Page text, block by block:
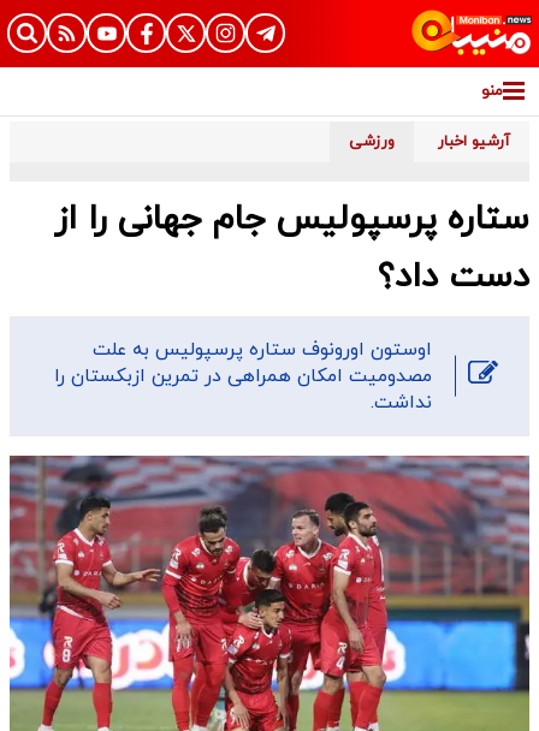
منو
آرشیو اخبار ورزشی
ستاره پرسپولیس جام جهانی را از
دست داد؟
اوستون اورونوف ستاره پرسپولیس به علت
مصدومیت امکان همراهی در تمرین ازبکستان را
نداشت.